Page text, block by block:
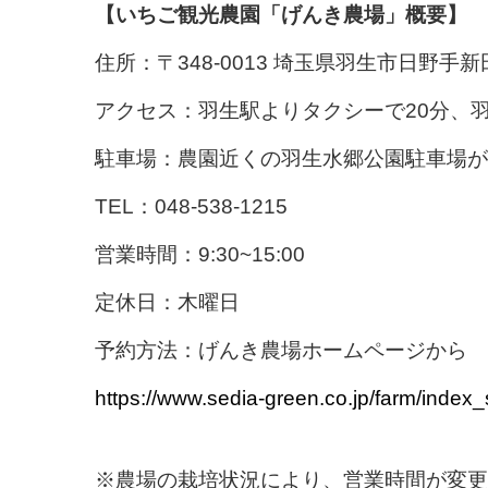
【いちご観光農園「げんき農場」概要】
住所：〒348-0013 埼玉県羽生市日野手新
アクセス：羽生駅よりタクシーで20分、
駐車場：農園近くの羽生水郷公園駐車場
TEL：048-538-1215
営業時間：9:30~15:00
定休日：木曜日
予約方法：げんき農場ホームページから
https://www.sedia-green.co.jp/farm/
※農場の栽培状況により、営業時間が変